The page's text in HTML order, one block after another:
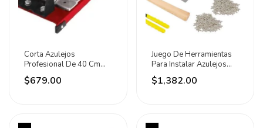
Corta Azulejos
Profesional De 40 Cm
Aksi
$679.00
Juego De Herramientas
Para Instalar Azulejos
Marca Surtek
$1,382.00